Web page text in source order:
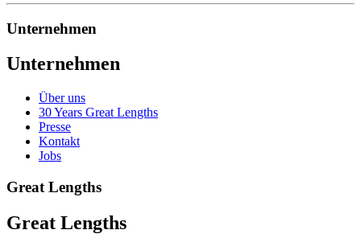
Unternehmen
Unternehmen
Über uns
30 Years Great Lengths
Presse
Kontakt
Jobs
Great Lengths
Great Lengths